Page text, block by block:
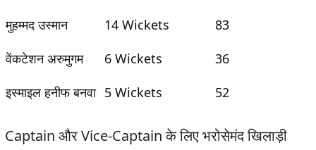
मुहम्मद उस्मान 14 Wickets
83
वेंकटेशन अरुमुगम
6 Wickets
36
इस्माइल हनीफ बनवा 5 Wickets 52
Captain और Vice-Captain के लिए भरोसेमंद खिलाड़ी